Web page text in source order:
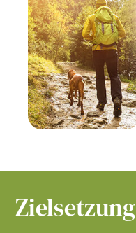
Zielsetzung